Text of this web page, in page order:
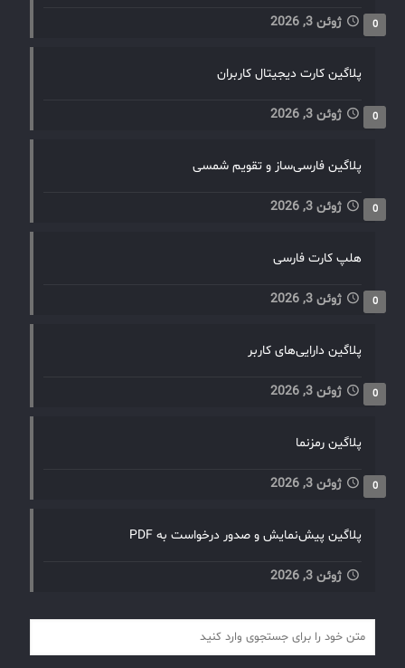
ژوئن 3, 2026 0
پلاگین کارت دیجیتال کاربران
ژوئن 3, 2026 0
پلاگین فارسی‌ساز و تقویم شمسی
ژوئن 3, 2026 0
هلپ کارت فارسی
ژوئن 3, 2026 0
پلاگین دارایی‌های کاربر
ژوئن 3, 2026 0
پلاگین رمزنما
ژوئن 3, 2026 0
پلاگین پیش‌نمایش و صدور درخواست به PDF
ژوئن 3, 2026